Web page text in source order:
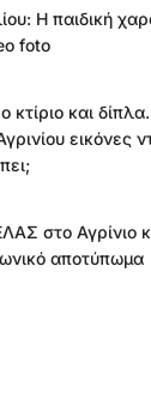
Η παιδική
foto
κτίριο και
εικόνες
στο Αγρίνιο
αποτύπωμα